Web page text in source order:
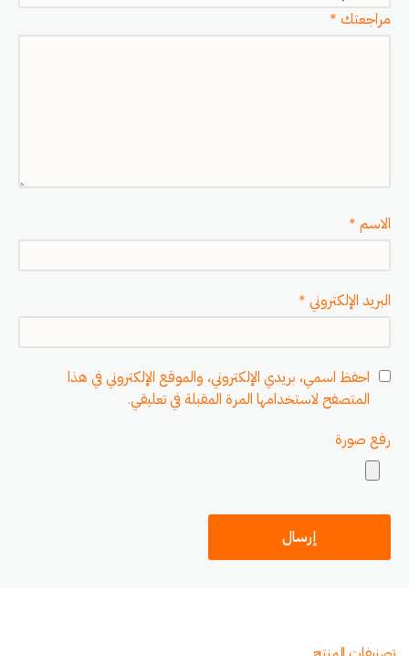
مراجعتك *
الاسم *
البريد الإلكتروني *
احفظ اسمي، بريدي الإلكتروني، والموقع الإلكتروني في هذا
المتصفح لاستخدامها المرة المقبلة في تعليقي.
رفع صورة